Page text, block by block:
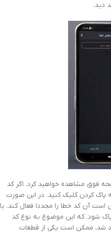
دید.
فوق مشاهده خواهید کرد. اگر کد
پاک کردن کلیک کنید. در این صورت
آن کد خطا را مجددا فعال کند. یا
شود. که این موضوع به نوع کد
شد، ممکن است یکی از قطعات